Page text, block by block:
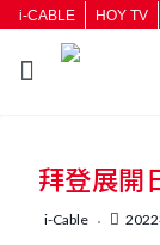
i-CABLE HOY TV
拜登展開
i-Cable